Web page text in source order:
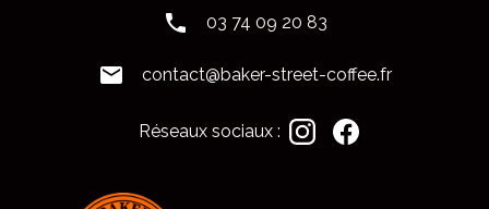
phone 03 74 09 20 83
mail contact@baker-street-coffee.fr
Réseaux sociaux :